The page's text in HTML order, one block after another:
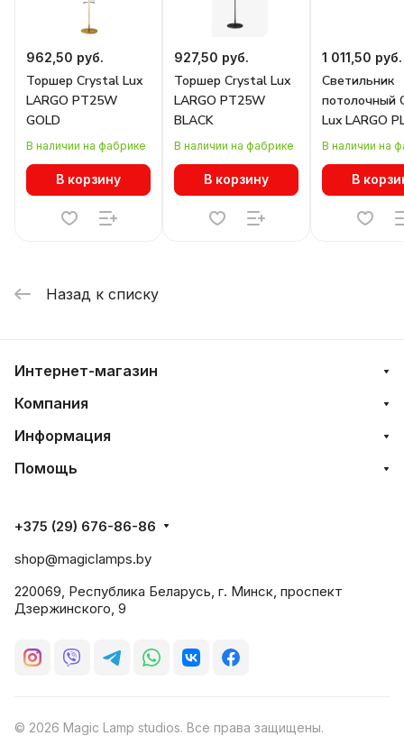
962,50 руб.
Торшер Crystal Lux
LARGO PT25W
GOLD
В наличии на фабрике
В корзину
927,50 руб.
Торшер Crystal Lux
LARGO PT25W
BLACK
В наличии на фабрике
В корзину
1 011,50 руб.
Светильник
потолочный
Lux LARGO
D730 GOLD
В наличии на
В
Назад к списку
Интернет-магазин
Компания
Информация
Помощь
+375 (29) 676-86-86
shop@magiclamps.by
220069, Республика Беларусь, г. Минск, проспект
Дзержинского, 9
© 2026 Magic Lamp studios. Все права защищены.